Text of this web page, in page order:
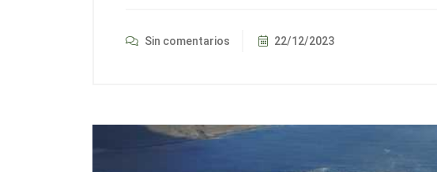
Sin comentarios 22/12/2023